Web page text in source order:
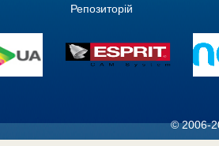
Репозиторій
© 2006-